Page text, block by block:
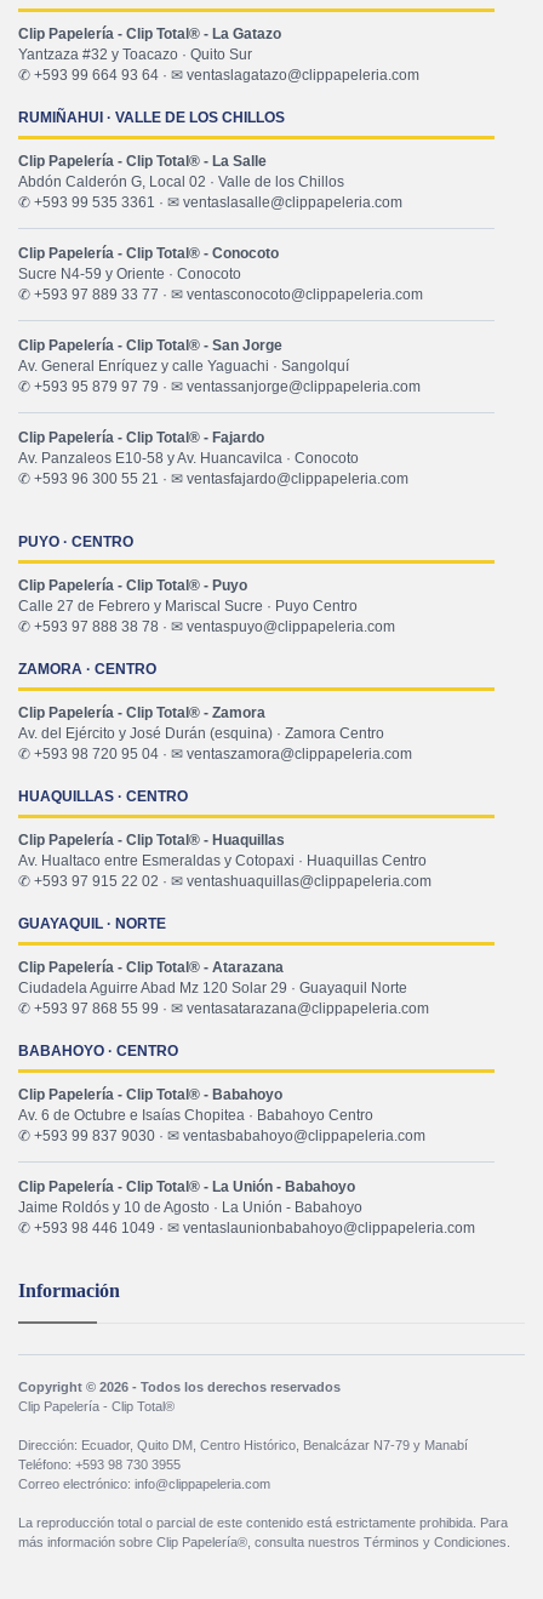
Clip Papelería - Clip Total® - La Gatazo
Yantzaza #32 y Toacazo · Quito Sur
✆ +593 99 664 93 64 · ✉ ventaslagatazo@clippapeleria.com
RUMIÑAHUI · VALLE DE LOS CHILLOS
Clip Papelería - Clip Total® - La Salle
Abdón Calderón G, Local 02 · Valle de los Chillos
✆ +593 99 535 3361 · ✉ ventaslasalle@clippapeleria.com
Clip Papelería - Clip Total® - Conocoto
Sucre N4-59 y Oriente · Conocoto
✆ +593 97 889 33 77 · ✉ ventasconocoto@clippapeleria.com
Clip Papelería - Clip Total® - San Jorge
Av. General Enríquez y calle Yaguachi · Sangolquí
✆ +593 95 879 97 79 · ✉ ventassanjorge@clippapeleria.com
Clip Papelería - Clip Total® - Fajardo
Av. Panzaleos E10-58 y Av. Huancavilca · Conocoto
✆ +593 96 300 55 21 · ✉ ventasfajardo@clippapeleria.com
PUYO · CENTRO
Clip Papelería - Clip Total® - Puyo
Calle 27 de Febrero y Mariscal Sucre · Puyo Centro
✆ +593 97 888 38 78 · ✉ ventaspuyo@clippapeleria.com
ZAMORA · CENTRO
Clip Papelería - Clip Total® - Zamora
Av. del Ejército y José Durán (esquina) · Zamora Centro
✆ +593 98 720 95 04 · ✉ ventaszamora@clippapeleria.com
HUAQUILLAS · CENTRO
Clip Papelería - Clip Total® - Huaquillas
Av. Hualtaco entre Esmeraldas y Cotopaxi · Huaquillas Centro
✆ +593 97 915 22 02 · ✉ ventashuaquillas@clippapeleria.com
GUAYAQUIL · NORTE
Clip Papelería - Clip Total® - Atarazana
Ciudadela Aguirre Abad Mz 120 Solar 29 · Guayaquil Norte
✆ +593 97 868 55 99 · ✉ ventasatarazana@clippapeleria.com
BABAHOYO · CENTRO
Clip Papelería - Clip Total® - Babahoyo
Av. 6 de Octubre e Isaías Chopitea · Babahoyo Centro
✆ +593 99 837 9030 · ✉ ventasbabahoyo@clippapeleria.com
Clip Papelería - Clip Total® - La Unión - Babahoyo
Jaime Roldós y 10 de Agosto · La Unión - Babahoyo
✆ +593 98 446 1049 · ✉ ventaslaunionbabahoyo@clippapeleria.com
Información
Copyright © 2026 - Todos los derechos reservados
Clip Papelería - Clip Total®
Dirección: Ecuador, Quito DM, Centro Histórico, Benalcázar N7-79 y Manabí
Teléfono: +593 98 730 3955
Correo electrónico: info@clippapeleria.com
La reproducción total o parcial de este contenido está estrictamente prohibida. Para
más información sobre Clip Papelería®, consulta nuestros Términos y Condiciones.